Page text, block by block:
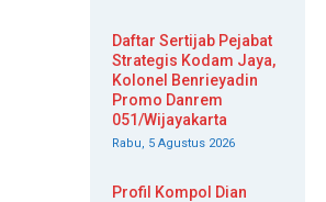
Daftar Sertijab Pejabat
Strategis Kodam Jaya,
Kolonel Benrieyadin
Promo Danrem
051/Wijayakarta
Rabu, 5 Agustus 2026
Profil Kompol Dian